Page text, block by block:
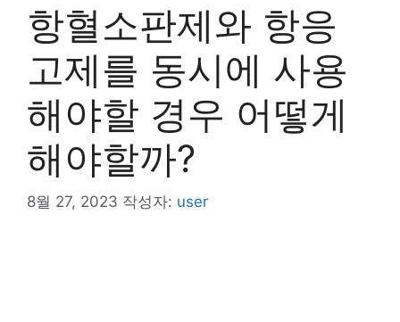
항혈소판제와 항응
고제를 동시에 사용
해야할 경우 어떻게
해야할까?
8월 27, 2023 작성자: user